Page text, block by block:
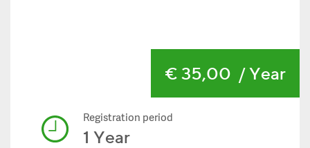
€ 35,00 / Year
Registration period
1 Year